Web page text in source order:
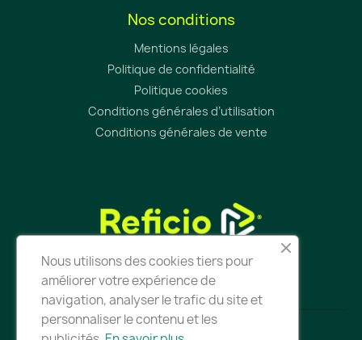
Nos conditions
Mentions légales
Politique de confidentialité
Politique cookies
Conditions générales d’utilisation
Conditions générales de vente
Nous utilisons des cookies tiers pour
améliorer votre expérience de
navigation, analyser le trafic du site et
personnaliser le contenu et les